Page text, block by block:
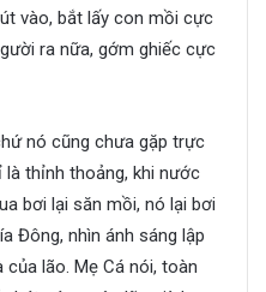
vào, bắt lấy con mồi cực
ra nữa, gớm ghiếc cực
nó cũng chưa gặp trực
là thỉnh thoảng, khi nước
bơi lại săn mồi, nó lại bơi
Đông, nhìn ánh sáng lập
lão. Mẹ Cá nói, toàn